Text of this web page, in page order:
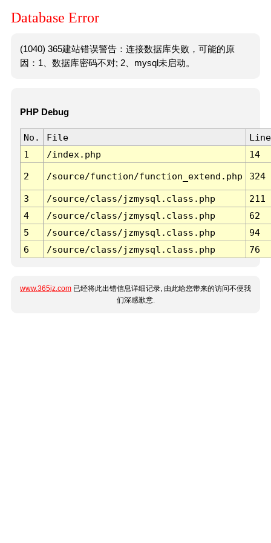
Database Error
(1040) 365建站错误警告：连接数据库失败，可能的原
因：1、数据库密码不对; 2、mysql未启动。
PHP Debug
No. File
Line
1
/index.php 14
2 /source/function/function_extend.php 324
3 /source/class/jzmysql.class.php
211
4
/source/class/jzmysql.class.php
62
5
/source/class/jzmysql.class.php
94
6
/source/class/jzmysql.class.php 76
www.365jz.com 已经将此出错信息详细记录, 由此给您带来的访问不便我
们深感歉意.